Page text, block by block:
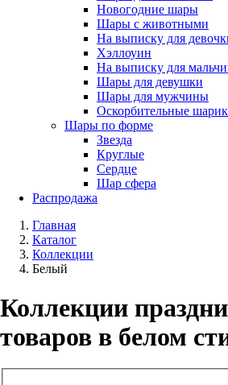
Новогодние шары
Шары с животными
На выписку для
Хэллоуин
На выписку для
Шары для девушки
Шары для мужчины
Оскорбительные
Шары по форме
Звезда
Круглые
Сердце
Шар сфера
Распродажа
Главная
Каталог
Коллекции
Белый
Коллекции
товаров в белом